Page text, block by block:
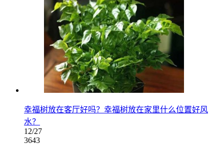
幸福树放在客厅好吗？幸福树放在家里什么位置好风
水？
12/27
3643